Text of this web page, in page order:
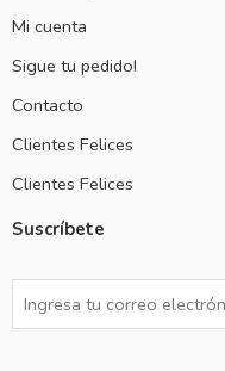
Mi cuenta
Sigue tu pedido!
Contacto
Clientes Felices
Clientes Felices
Suscríbete